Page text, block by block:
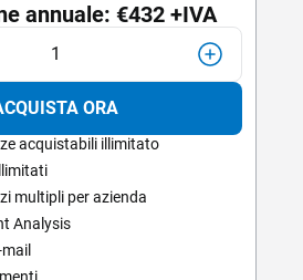
annuale: €432+IVA
1
ORA
acquistabili illimitato
multipli per azienda
Analysis